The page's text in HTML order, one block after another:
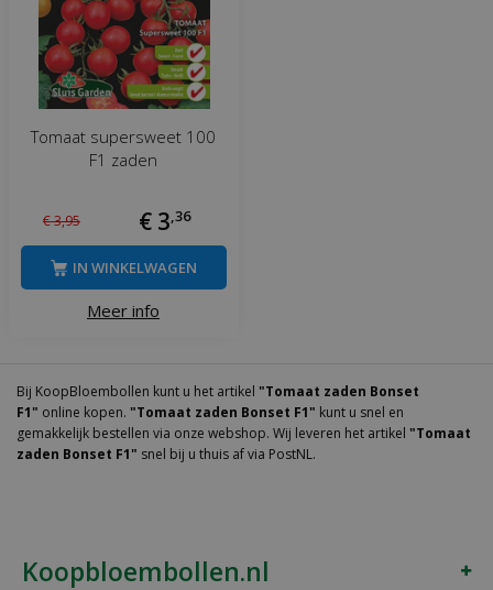
Tomaat supersweet 100
F1 zaden
€3,95 € 3,36
Meer info
IN WINKELWAGEN
Bij KoopBloembollen kunt u het artikel "Tomaat zaden Bonset
F1" online kopen. "Tomaat zaden Bonset F1" kunt u snel en
gemakkelijk bestellen via onze webshop. Wij leveren het artikel "Tomaat
zaden Bonset F1" snel bij u thuis af via PostNL.
Koopbloembollen.nl